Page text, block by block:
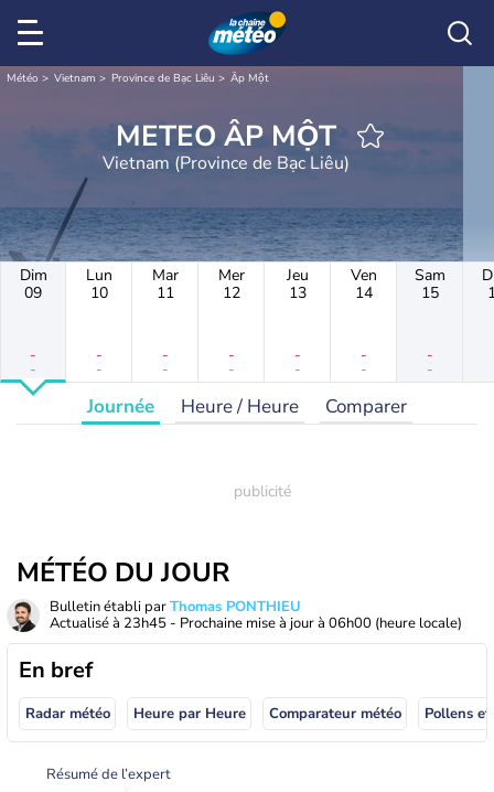
Météo Vietnam Province de Bạc Liêu Ấp Một
METEO ẤP MỘT
Vietnam (Province de Bạc Liêu)
Dim
09
-
-
Lun
10
-
-
Mar
11
-
-
Mer
12
-
-
Jeu
13
-
-
Ven
14
-
-
Sam
15
-
-
Journée Heure / Heure Comparer
MÉTÉO DU JOUR
Bulletin établi parThomas PONTHIEU
Actualisé à 23h45 - Prochaine mise à jour à 06h00 (heure locale)
En bref
Radar météo Heure par Heure Comparateur météo Pollens
Résumé de l’expert